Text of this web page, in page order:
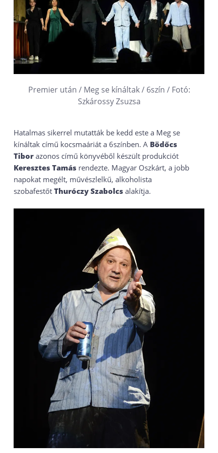
Premier után / Meg se kínáltak / 6szín / Fotó:
Szkárossy Zsuzsa
Hatalmas sikerrel mutatták be kedd este a Meg se
kínáltak című kocsmaáriát a 6színben. A Bödőcs
Tibor azonos című könyvéből készült produkciót
Keresztes Tamás rendezte. Magyar Oszkárt, a jobb
napokat megélt, művészlelkű, alkoholista
szobafestőt Thuróczy Szabolcs alakítja.